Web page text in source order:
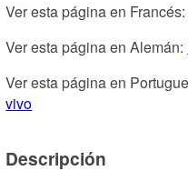
Ver esta página en Francés:
Ver esta página en Alemán:
Ver esta página en
vivo
Descripción